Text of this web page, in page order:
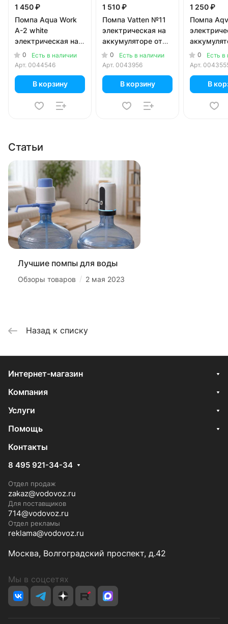
1 450 ₽
Помпа Aqua Work
A-2 white
электрическая на
аккумуляторе с
USB-адаптером
коробке)
0
Есть в наличии
Арт. 0044546
В корзину
1 510 ₽
Помпа Vatten №11
электрическая на
аккумуляторе от
USB для 19л
бутылей
0
Есть в наличии
Арт. 0043956
В корзину
1 250 ₽
Помпа
USB-
для 19л
0
Есть в
Арт.
В
Статьи
Лучшие помпы для воды
Обзоры товаров / 2 мая 2023
Назад к списку
Интернет-магазин
Компания
Услуги
Помощь
Контакты
8 495 921-34-34
Отдел продаж
zakaz@vodovoz.ru
Для поставщиков
714@vodovoz.ru
Отдел рекламы
reklama@vodovoz.ru
Москва, Волгоградский проспект, д.42
Мы в соцсетях